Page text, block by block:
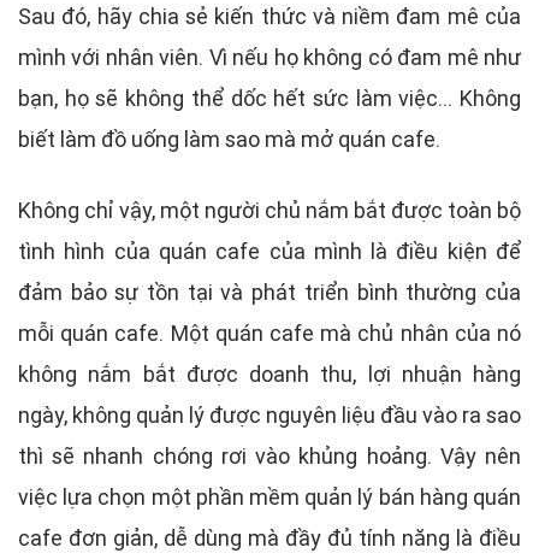
Sau đó, hãy chia sẻ kiến thức và niềm đam mê của
mình với nhân viên. Vì nếu họ không có đam mê như
bạn, họ sẽ không thể dốc hết sức làm việc... Không
biết làm đồ uống làm sao mà mở quán cafe.
Không chỉ vậy, một người chủ nắm bắt được toàn bộ
tình hình của quán cafe của mình là điều kiện để
đảm bảo sự tồn tại và phát triển bình thường của
mỗi quán cafe. Một quán cafe mà chủ nhân của nó
không nắm bắt được doanh thu, lợi nhuận hàng
ngày, không quản lý được nguyên liệu đầu vào ra sao
thì sẽ nhanh chóng rơi vào khủng hoảng. Vậy nên
việc lựa chọn một phần mềm quản lý bán hàng quán
cafe đơn giản, dễ dùng mà đầy đủ tính năng là điều